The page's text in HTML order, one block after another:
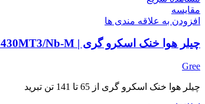
مقایسه
افزودن به علاقه مندی ها
چیلر هوا خنک اسکرو گری | GREE LSBLGF430MT3/Nb-M
Gree
چیلر هوا خنک اسکرو گری از 65 تا 141 تن تبرید